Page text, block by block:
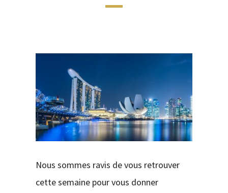
Nous sommes ravis de vous retrouver
cette semaine pour vous donner